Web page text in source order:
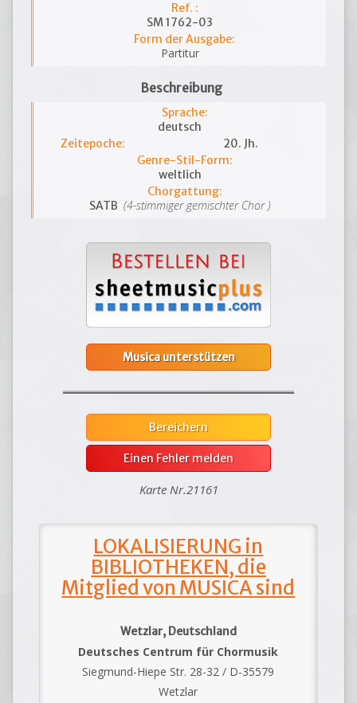
Ref. :
SM 1762-03
Form der Ausgabe:
Partitur
Beschreibung
Sprache:
deutsch
Zeitepoche:
20. Jh.
Genre-Stil-Form:
weltlich
Chorgattung:
SATB (4-stimmiger gemischter Chor )
Musica unterstützen
Bereichern
Einen Fehler melden
Karte Nr.21161
LOKALISIERUNG in
BIBLIOTHEKEN, die
Mitglied von MUSICA sind
Wetzlar, Deutschland
Deutsches Centrum für Chormusik
Siegmund-Hiepe Str. 28-32 / D-35579
Wetzlar